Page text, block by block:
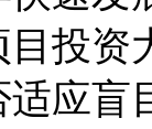
目投资
适应盲